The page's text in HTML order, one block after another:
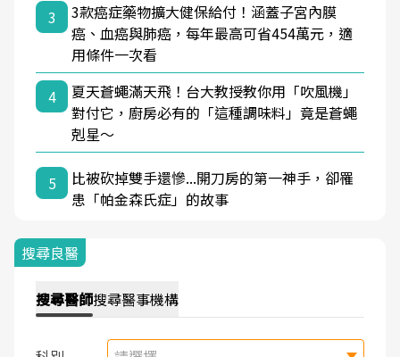
3
3款癌症藥物擴大健保給付！涵蓋子宮內膜
癌、血癌與肺癌，每年最高可省454萬元，適
用條件一次看
4
夏天蒼蠅滿天飛！台大教授教你用「吹風機」
對付它，廚房必有的「這種調味料」竟是蒼蠅
剋星～
5
比被砍掉雙手還慘...開刀房的第一神手，卻罹
患「帕金森氏症」的故事
搜尋良醫
搜尋醫師搜尋醫事機構